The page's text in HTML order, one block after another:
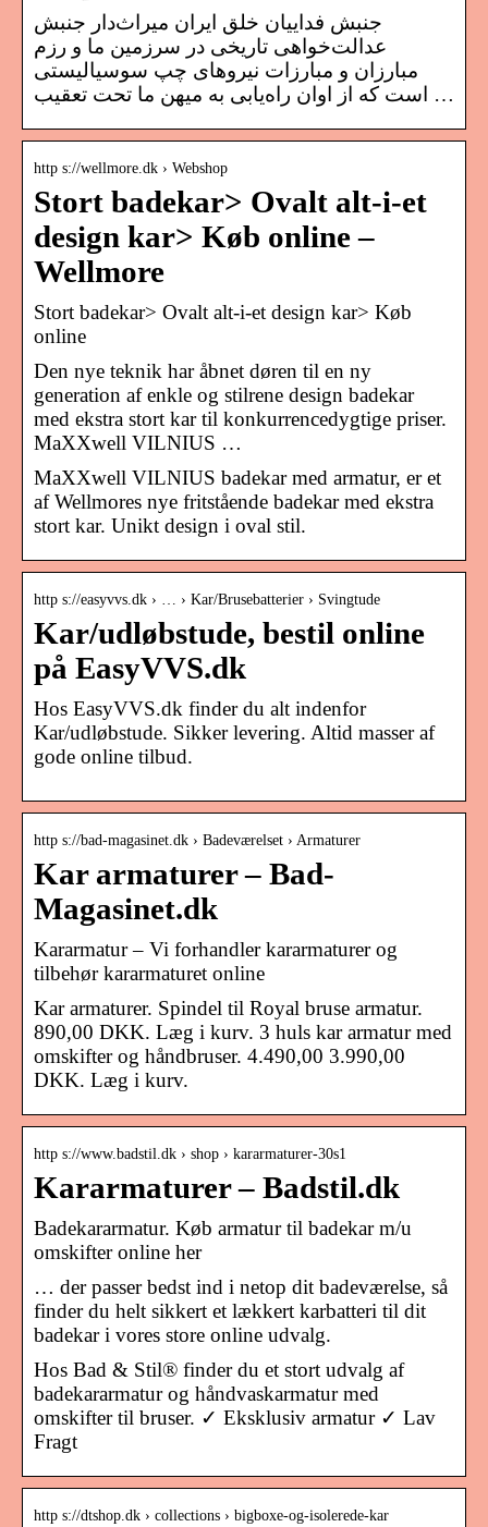
جنبش فداییان خلق ایران میراث‌دار جنبش
عدالت‌خواهی تاریخی در سرزمین ما و رزم
مبارزان و مبارزات نیروهای چپ سوسیالیستی
است که از اوان راه‌یابی به میهن ما تحت تعقیب …
http s://wellmore.dk › Webshop
Stort badekar> Ovalt alt-i-et
design kar> Køb online –
Wellmore
Stort badekar> Ovalt alt-i-et design kar> Køb
online
Den nye teknik har åbnet døren til en ny
generation af enkle og stilrene design badekar
med ekstra stort kar til konkurrencedygtige priser.
MaXXwell VILNIUS …
MaXXwell VILNIUS badekar med armatur, er et
af Wellmores nye fritstående badekar med ekstra
stort kar. Unikt design i oval stil.
http s://easyvvs.dk › … › Kar/Brusebatterier › Svingtude
Kar/udløbstude, bestil online
på EasyVVS.dk
Hos EasyVVS.dk finder du alt indenfor
Kar/udløbstude. Sikker levering. Altid masser af
gode online tilbud.
http s://bad-magasinet.dk › Badeværelset › Armaturer
Kar armaturer – Bad-
Magasinet.dk
Kararmatur – Vi forhandler kararmaturer og
tilbehør kararmaturet online
Kar armaturer. Spindel til Royal bruse armatur.
890,00 DKK. Læg i kurv. 3 huls kar armatur med
omskifter og håndbruser. 4.490,00 3.990,00
DKK. Læg i kurv.
http s://www.badstil.dk › shop › kararmaturer-30s1
Kararmaturer – Badstil.dk
Badekararmatur. Køb armatur til badekar m/u
omskifter online her
… der passer bedst ind i netop dit badeværelse, så
finder du helt sikkert et lækkert karbatteri til dit
badekar i vores store online udvalg.
Hos Bad & Stil® finder du et stort udvalg af
badekararmatur og håndvaskarmatur med
omskifter til bruser. ✓ Eksklusiv armatur ✓ Lav
Fragt
http s://dtshop.dk › collections › bigboxe-og-isolerede-kar